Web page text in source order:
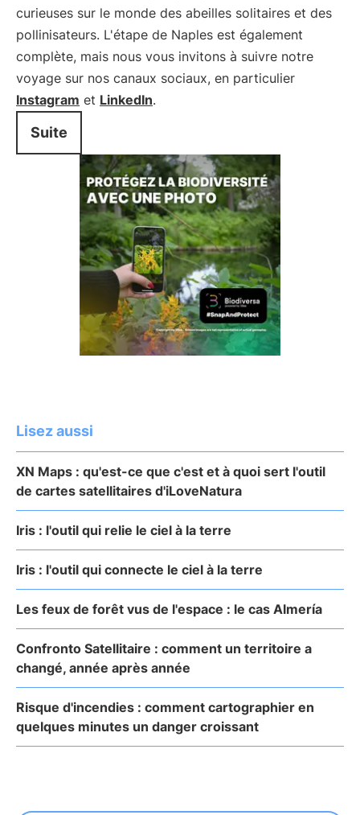
curieuses sur le monde des abeilles solitaires et des
pollinisateurs. L'étape de Naples est également
complète, mais nous vous invitons à suivre notre
voyage sur nos canaux sociaux, en particulier
Instagram et LinkedIn.
Suite
Lisez aussi
XN Maps : qu'est-ce que c'est et à quoi sert l'outil
de cartes satellitaires d'iLoveNatura
Iris : l'outil qui relie le ciel à la terre
Iris : l'outil qui connecte le ciel à la terre
Les feux de forêt vus de l'espace : le cas Almería
Confronto Satellitaire : comment un territoire a
changé, année après année
Risque d'incendies : comment cartographier en
quelques minutes un danger croissant